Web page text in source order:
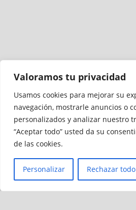
Valoramos tu privacidad
Usamos cookies para mejorar su
navegación, mostrarle anuncios o
personalizados y analizar nuestro
“Aceptar todo” usted da su
de las cookies.
Personalizar Rechazar todo
Medio auditado por
Accesibilidad
Sitio